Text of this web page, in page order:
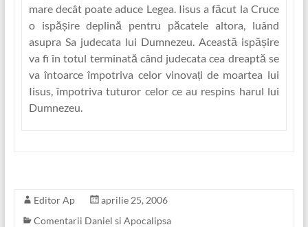
mare decât poate aduce Legea. Iisus a făcut la Cruce
o ispășire deplină pentru păcatele altora, luând
asupra Sa judecata lui Dumnezeu. Această ispășire
va fi în totul terminată când judecata cea dreaptă se
va întoarce împotriva celor vinovaț‏i de moartea lui
Iisus, împotriva tuturor celor ce au respins harul lui
Dumnezeu.
Editor Ap
aprilie 25, 2006
Comentarii Daniel si Apocalipsa